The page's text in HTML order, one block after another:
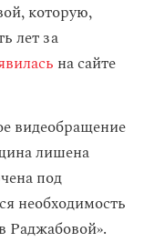
которую,
лет за
на сайте
видеобращение
лишена
под
необходимость
Раджабовой».